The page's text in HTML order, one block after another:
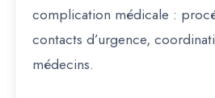
complication médicale :
contacts d’urgence,
médecins.